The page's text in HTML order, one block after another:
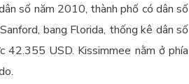
số năm 2010, thành phố có dân số
bang Florida, thống kê dân số
USD. Kissimmee nằm ở phía